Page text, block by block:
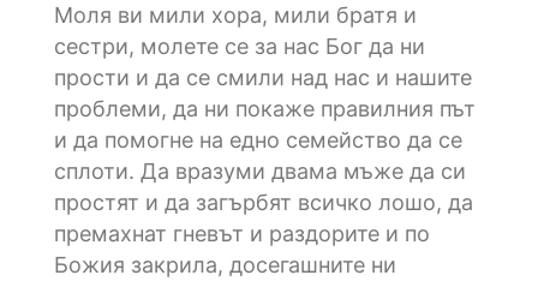
Моля ви мили хора, мили братя и
сестри, молете се за нас Бог да ни
прости и да се смили над нас и нашите
проблеми, да ни покаже правилния път
и да помогне на едно семейство да се
сплоти. Да вразуми двама мъже да си
простят и да загърбят всичко лошо, да
премахнат гневът и раздорите и по
Божия закрила, досегашните ни